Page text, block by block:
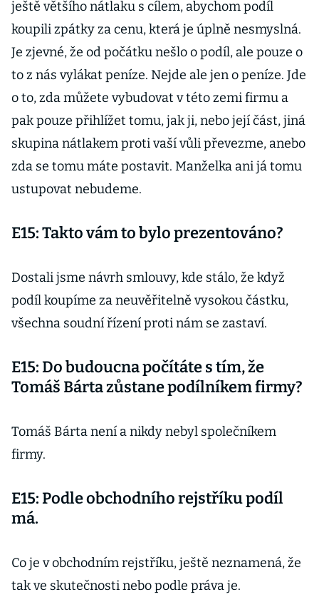
ještě většího nátlaku s cílem, abychom podíl
koupili zpátky za cenu, která je úplně nesmyslná.
Je zjevné, že od počátku nešlo o podíl, ale pouze o
to z nás vylákat peníze. Nejde ale jen o peníze. Jde
o to, zda můžete vybudovat v této zemi firmu a
pak pouze přihlížet tomu, jak ji, nebo její část, jiná
skupina nátlakem proti vaší vůli převezme, anebo
zda se tomu máte postavit. Manželka ani já tomu
ustupovat nebudeme.
E15: Takto vám to bylo prezentováno?
Dostali jsme návrh smlouvy, kde stálo, že když
podíl koupíme za neuvěřitelně vysokou částku,
všechna soudní řízení proti nám se zastaví.
E15: Do budoucna počítáte s tím, že
Tomáš Bárta zůstane podílníkem firmy?
Tomáš Bárta není a nikdy nebyl společníkem
firmy.
E15: Podle obchodního rejstříku podíl
má.
Co je v obchodním rejstříku, ještě neznamená, že
tak ve skutečnosti nebo podle práva je.